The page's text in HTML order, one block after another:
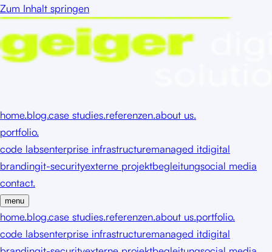
Zum Inhalt springen
home.blog.case studies.referenzen.about us.
portfolio.
code labsenterprise infrastructuremanaged itdigital
brandingit-securityexterne projektbegleitungsocial media
contact.
menu
home.blog.case studies.referenzen.about us.portfolio.
code labsenterprise infrastructuremanaged itdigital